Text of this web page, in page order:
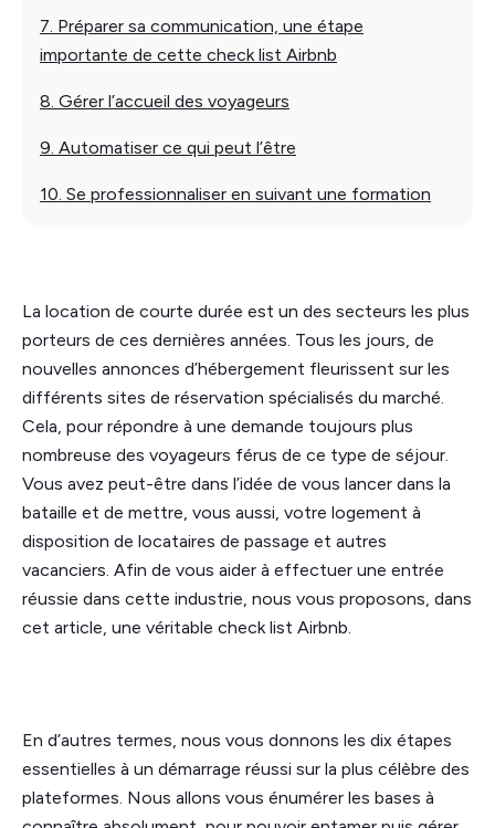
7. Préparer sa communication, une étape
importante de cette check list Airbnb
8. Gérer l’accueil des voyageurs
9. Automatiser ce qui peut l’être
10. Se professionnaliser en suivant une formation
La location de courte durée est un des secteurs les plus
porteurs de ces dernières années. Tous les jours, de
nouvelles annonces d’hébergement fleurissent sur les
différents sites de réservation spécialisés du marché.
Cela, pour répondre à une demande toujours plus
nombreuse des voyageurs férus de ce type de séjour.
Vous avez peut-être dans l’idée de vous lancer dans la
bataille et de mettre, vous aussi, votre logement à
disposition de locataires de passage et autres
vacanciers. Afin de vous aider à effectuer une entrée
réussie dans cette industrie, nous vous proposons, dans
cet article, une véritable check list Airbnb.
En d’autres termes, nous vous donnons les dix étapes
essentielles à un démarrage réussi sur la plus célèbre des
plateformes. Nous allons vous énumérer les bases à